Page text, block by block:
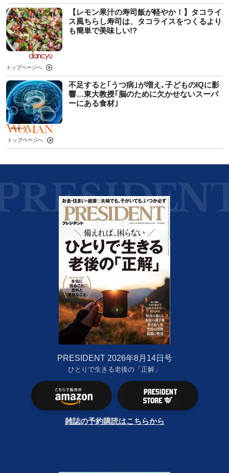
【レモン果汁の寿司飯が軽やか！】タコライ
ス風ちらし寿司は、タコライスをつくるより
も簡単で美味しい!?
トップページへ
不足すると｢うつ病｣が増え､子どものIQに影
響…東大教授｢脳のために欠かせないスーパ
ーにある食材｣
トップページへ
PRESIDENT 2026年8月14日号
ひとりで生きる老後の「正解」
雑誌の予約購読はこちらから